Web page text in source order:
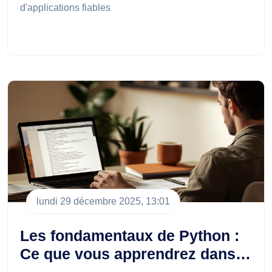
d'applications fiables
lundi 29 décembre 2025, 13:01
Les fondamentaux de Python :
Ce que vous apprendrez dans…